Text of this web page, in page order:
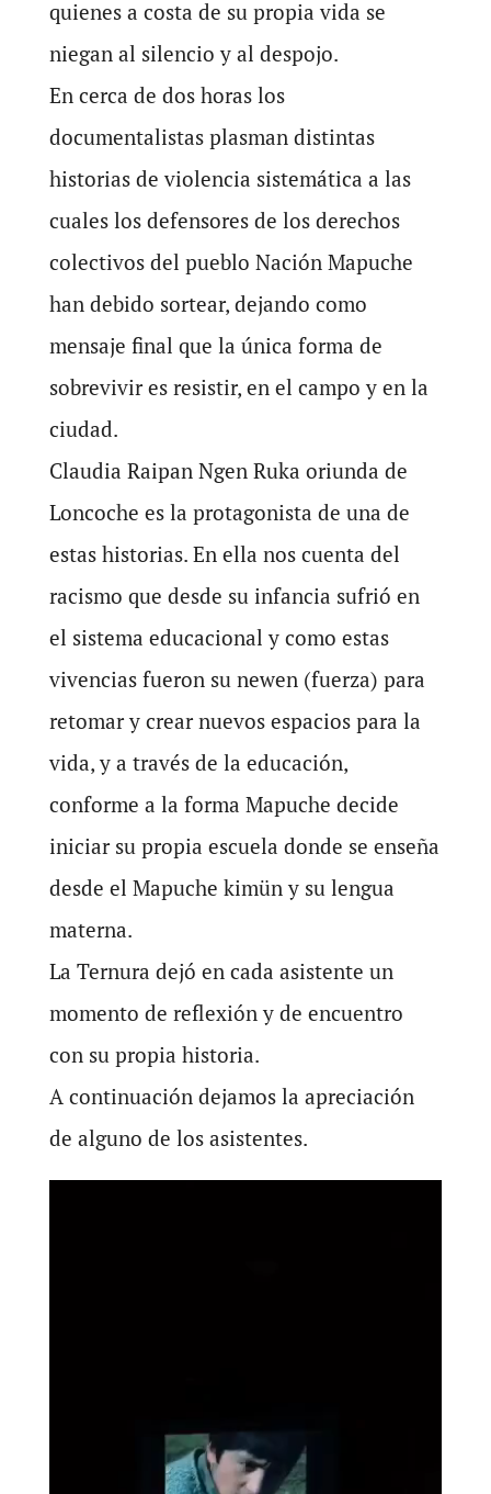
quienes a costa de su propia vida se
niegan al silencio y al despojo.
En cerca de dos horas los
documentalistas plasman distintas
historias de violencia sistemática a las
cuales los defensores de los derechos
colectivos del pueblo Nación Mapuche
han debido sortear, dejando como
mensaje final que la única forma de
sobrevivir es resistir, en el campo y en la
ciudad.
Claudia Raipan Ngen Ruka oriunda de
Loncoche es la protagonista de una de
estas historias. En ella nos cuenta del
racismo que desde su infancia sufrió en
el sistema educacional y como estas
vivencias fueron su newen (fuerza) para
retomar y crear nuevos espacios para la
vida, y a través de la educación,
conforme a la forma Mapuche decide
iniciar su propia escuela donde se enseña
desde el Mapuche kimün y su lengua
materna.
La Ternura dejó en cada asistente un
momento de reflexión y de encuentro
con su propia historia.
A continuación dejamos la apreciación
de alguno de los asistentes.